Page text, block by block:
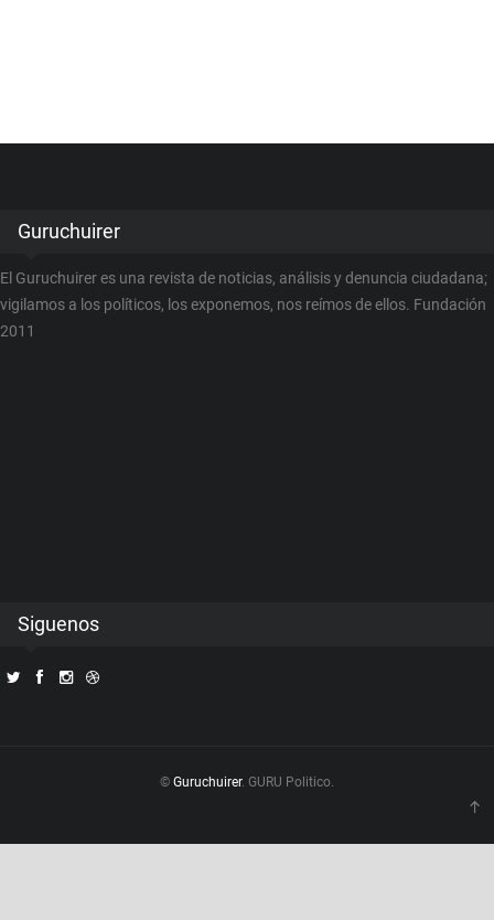
Guruchuirer
El Guruchuirer es una revista de noticias, análisis y denuncia ciudadana;
vigilamos a los políticos, los exponemos, nos reímos de ellos. Fundación
2011
Siguenos
© Guruchuirer. GURU Politico.